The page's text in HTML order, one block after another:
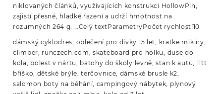
niklovaných článků, využívajících konstrukci HollowPin,
zajistí přesné, hladké řazení a udrží hmotnost na
rozumných 264 g. …Celý textParametryPočet rychlostí10
dámský cyklodres, oblečení pro dívky 15 let, kratke mikiny,
climber, runczech.com, skateboard pro holku, duse do
kola, bolest v nártu, batohy do školy levně, stan k autu, 11tt
bříško, dětské brýle, terčovnice, dámské brusle k2,
salomon boty na běhání, campingový nábytek, plynový